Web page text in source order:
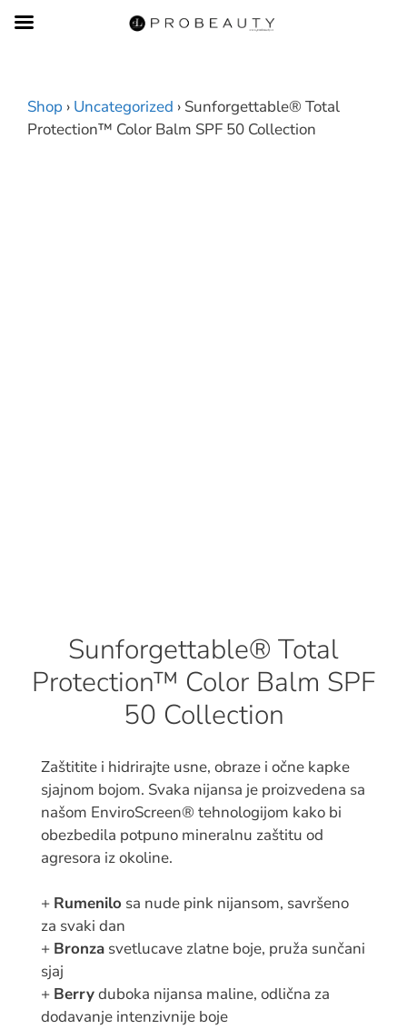
content
Shop › Uncategorized › Sunforgettable® Total
Protection™ Color Balm SPF 50 Collection
Sunforgettable® Total
Protection™ Color Balm SPF
50 Collection
Zaštitite i hidrirajte usne, obraze i očne kapke
sjajnom bojom. Svaka nijansa je proizvedena sa
našom EnviroScreen® tehnologijom kako bi
obezbedila potpuno mineralnu zaštitu od
agresora iz okoline.
+ Rumenilo sa nude pink nijansom, savršeno
za svaki dan
+ Bronza svetlucave zlatne boje, pruža sunčani
sjaj
+ Berryduboka nijansa maline, odlična za
dodavanje intenzivnije boje